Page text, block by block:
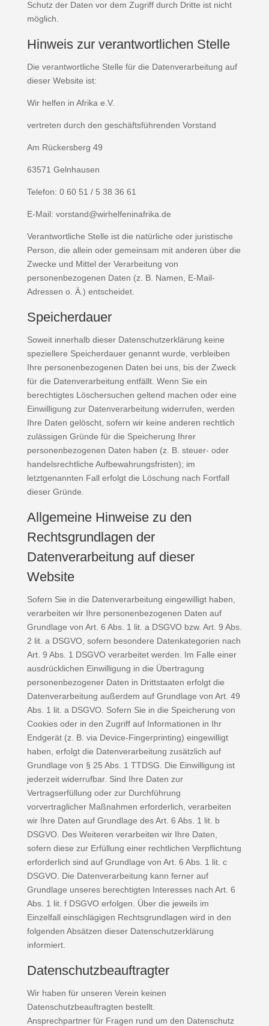
Schutz der Daten vor dem Zugriff durch Dritte ist nicht
möglich.
Hinweis zur verantwortlichen Stelle
Die verantwortliche Stelle für die Datenverarbeitung auf
dieser Website ist:
Wir helfen in Afrika e.V.
vertreten durch den geschäftsführenden Vorstand
Am Rückersberg 49
63571 Gelnhausen
Telefon: 0 60 51 / 5 38 36 61
E-Mail: vorstand@wirhelfeninafrika.de
Verantwortliche Stelle ist die natürliche oder juristische
Person, die allein oder gemeinsam mit anderen über die
Zwecke und Mittel der Verarbeitung von
personenbezogenen Daten (z. B. Namen, E-Mail-
Adressen o. Ä.) entscheidet.
Speicherdauer
Soweit innerhalb dieser Datenschutzerklärung keine
speziellere Speicherdauer genannt wurde, verbleiben
Ihre personenbezogenen Daten bei uns, bis der Zweck
für die Datenverarbeitung entfällt. Wenn Sie ein
berechtigtes Löschersuchen geltend machen oder eine
Einwilligung zur Datenverarbeitung widerrufen, werden
Ihre Daten gelöscht, sofern wir keine anderen rechtlich
zulässigen Gründe für die Speicherung Ihrer
personenbezogenen Daten haben (z. B. steuer- oder
handelsrechtliche Aufbewahrungsfristen); im
letztgenannten Fall erfolgt die Löschung nach Fortfall
dieser Gründe.
Allgemeine Hinweise zu den
Rechtsgrundlagen der
Datenverarbeitung auf dieser
Website
Sofern Sie in die Datenverarbeitung eingewilligt haben,
verarbeiten wir Ihre personenbezogenen Daten auf
Grundlage von Art. 6 Abs. 1 lit. a DSGVO bzw. Art. 9 Abs.
2 lit. a DSGVO, sofern besondere Datenkategorien nach
Art. 9 Abs. 1 DSGVO verarbeitet werden. Im Falle einer
ausdrücklichen Einwilligung in die Übertragung
personenbezogener Daten in Drittstaaten erfolgt die
Datenverarbeitung außerdem auf Grundlage von Art. 49
Abs. 1 lit. a DSGVO. Sofern Sie in die Speicherung von
Cookies oder in den Zugriff auf Informationen in Ihr
Endgerät (z. B. via Device-Fingerprinting) eingewilligt
haben, erfolgt die Datenverarbeitung zusätzlich auf
Grundlage von § 25 Abs. 1 TTDSG. Die Einwilligung ist
jederzeit widerrufbar. Sind Ihre Daten zur
Vertragserfüllung oder zur Durchführung
vorvertraglicher Maßnahmen erforderlich, verarbeiten
wir Ihre Daten auf Grundlage des Art. 6 Abs. 1 lit. b
DSGVO. Des Weiteren verarbeiten wir Ihre Daten,
sofern diese zur Erfüllung einer rechtlichen Verpflichtung
erforderlich sind auf Grundlage von Art. 6 Abs. 1 lit. c
DSGVO. Die Datenverarbeitung kann ferner auf
Grundlage unseres berechtigten Interesses nach Art. 6
Abs. 1 lit. f DSGVO erfolgen. Über die jeweils im
Einzelfall einschlägigen Rechtsgrundlagen wird in den
folgenden Absätzen dieser Datenschutzerklärung
informiert.
Datenschutz­beauftragter
Wir haben für unseren Verein keinen
Datenschutzbeauftragten bestellt.
Ansprechpartner für Fragen rund um den Datenschutz